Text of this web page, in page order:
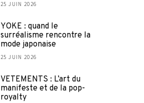
25 JUIN 2026
YOKE : quand le
surréalisme rencontre la
mode japonaise
25 JUIN 2026
VETEMENTS : L’art du
manifeste et de la pop-
royalty